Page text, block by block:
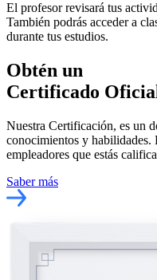
El profesor revisará tus
También podrás acceder a
durante tus estudios.
Obtén un
Certificado
Nuestra Certificación, es un
conocimientos y habilidades.
empleadores que estás
Saber más